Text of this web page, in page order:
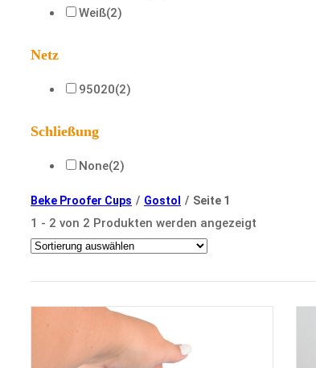
Weiß(2)
Netz
95020(2)
Schließung
None(2)
Beke Proofer Cups / Gostol / Seite 1
1 - 2 von 2 Produkten werden angezeigt